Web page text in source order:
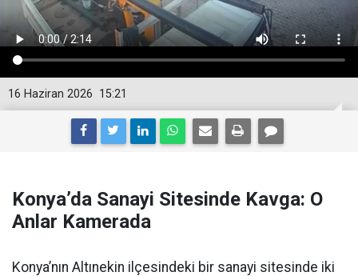
15:21
16 Haziran 2026
Konya’da Sanayi Sitesinde Kavga: O
Anlar Kamerada
Konya’nın Altınekin ilçesindeki bir sanayi sitesinde iki